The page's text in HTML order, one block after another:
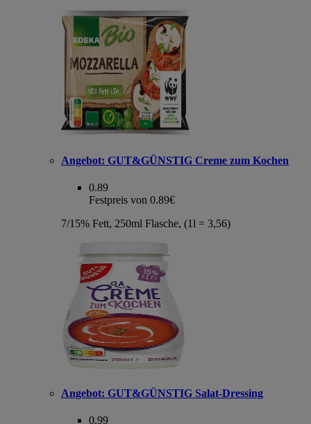
Angebot: GUT&GÜNSTIG Creme zum Kochen
0.89
Festpreis von 0.89€
7/15% Fett, 250ml Flasche, (1l = 3,56)
Angebot: GUT&GÜNSTIG Salat-Dressing
0.99